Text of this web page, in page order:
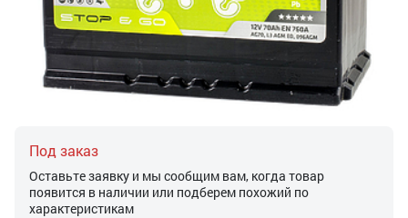
Под заказ
Оставьте заявку и мы сообщим вам, когда товар
появится в наличии или подберем похожий по
характеристикам